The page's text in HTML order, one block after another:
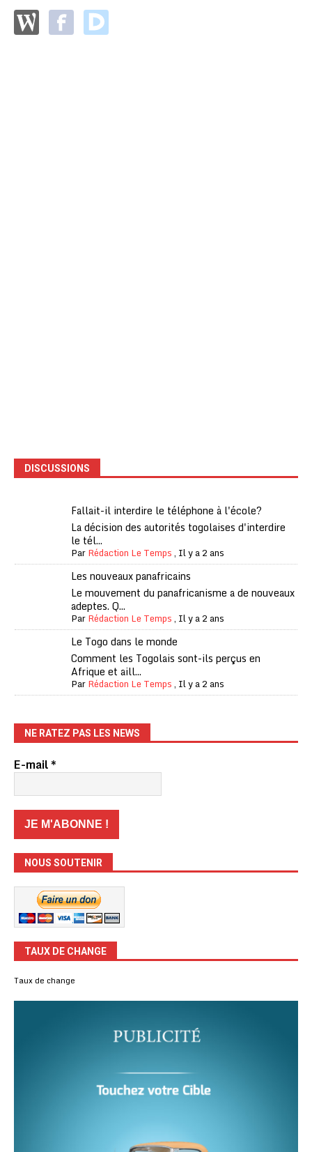
DISCUSSIONS
Fallait-il interdire le téléphone à l'école?
La décision des autorités togolaises d'interdire
le tél...
ParRédaction Le Temps, Il y a 2 ans
Les nouveaux panafricains
Le mouvement du panafricanisme a de nouveaux
adeptes. Q...
ParRédaction Le Temps, Il y a 2 ans
Le Togo dans le monde
Comment les Togolais sont-ils perçus en
Afrique et aill...
ParRédaction Le Temps, Il y a 2 ans
NE RATEZ PAS LES NEWS
E-mail*
NOUS SOUTENIR
TAUX DE CHANGE
Taux de change